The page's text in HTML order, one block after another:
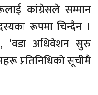
कांग्रेसले सम्मान
रूपमा चिन्दैन ।
‘वडा अधिवेशन सुरु
प्रतिनिधिको सूचीमै